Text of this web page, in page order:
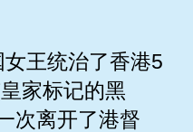
王统治了香港5
家标记的黑
次离开了港督